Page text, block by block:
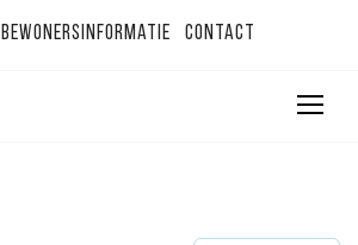
Bewonersinformatie Contact